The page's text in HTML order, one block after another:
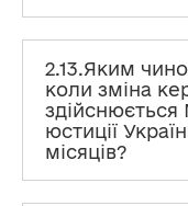
2.13.Яким
коли зміна
здійснюється
юстиції
місяців?